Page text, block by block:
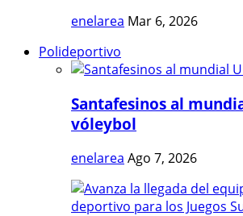
enelarea Mar 6, 2026
Polideportivo
Santafesinos al
vóleybol
enelarea Ago 7, 2026